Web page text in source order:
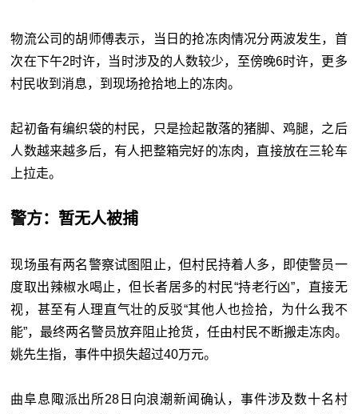
物流公司的胡师傅表示，当日的抢冻肉情况分两波发生，首
次在下午2时许，当时涉及的人数较少，至傍晚6时许，更多
村民收到消息，到现场抢拾地上的冻肉。
起初备有编织袋的村民，只是捡起散落的猪脚、鸡腿，之后
人数越来越多后，有人把整箱完好的冻肉，直接放在三轮车
上拉走。
警方：暂无人被捕
现场虽有两名警察试图阻止，但村民持着人多，即使警员一
度取出辣椒水喝止，但长者居多的村民“持老行凶”，直接无
视，甚至有人理直气壮的反驳“其他人也捡拾，为什么我不
能”，最终两名警员放弃阻止抢货，任由村民不断搬走冻肉。
姚先生指，事件中损失超过40万元。
曲阜息陬派出所28日向浪潮新闻确认，事件涉及数十名村